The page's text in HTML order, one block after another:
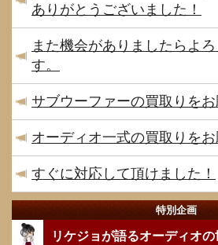
ありがとうございました！
また機会がありましたらよ
す。
サブウーファーの買取りを
オーディオ一式の買取りを
すぐに対応して頂けました！
特別企画
リケジョが語るオーディオの